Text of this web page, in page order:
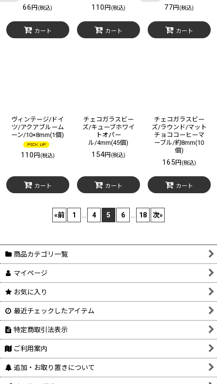
66円 (税込)
カート
110 円 (税込)
カート
77円 (税込)
カート
ヴィンテージ/ドイ
ツ/アクアブルーム
ーン/10×8mm(1個)
110 円 (税込)
カート
チェコガラスビー
ズ/キューブホワイ
トオパー
ル/4mm(45個)
154円 (税込)
カート
チェコガラスビー
ズ/ラウンド/マット
チョココーヒーマ
ーブル/約8mm(10
個)
165 円 (税込)
カート
«前 1 4 5 6 18 次»
商品カテゴリ一覧
マイページ
お気に入り
最近チェックしたアイテム
特定商取引法表示
ご利用案内
追加・お取り置きについて